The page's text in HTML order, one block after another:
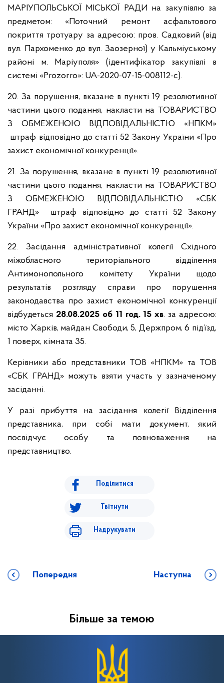
МАРІУПОЛЬСЬКОЇ МІСЬКОЇ РАДИ на закупівлю за
предметом: «Поточний ремонт асфальтового
покриття тротуару за адресою: пров. Садковий (від
вул. Пархоменко до вул. Заозерної) у Кальміуському
районі м. Маріуполя» (ідентифікатор закупівлі в
системі «Prozorro»: UA-2020-07-15-008112-c).
20. За порушення, вказане в пункті 19 резолютивної
частини цього подання, накласти на ТОВАРИСТВО
З ОБМЕЖЕНОЮ ВІДПОВІДАЛЬНІСТЮ «НПКМ»
штраф відповідно до статті 52 Закону України «Про
захист економічної конкуренції».
21. За порушення, вказане в пункті 19 резолютивної
частини цього подання, накласти на ТОВАРИСТВО
З ОБМЕЖЕНОЮ ВІДПОВІДАЛЬНІСТЮ «СБК
ГРАНД» штраф відповідно до статті 52 Закону
України «Про захист економічної конкуренції».
22. Засідання адміністративної колегії Східного
міжобласного територіального відділення
Антимонопольного комітету України щодо
результатів розгляду справи про порушення
законодавства про захист економічної конкуренції
відбудеться 28.08.2025 об 11 год. 15 хв. за адресою:
місто Харків, майдан Свободи, 5, Держпром, 6 під’їзд,
1 поверх, кімната 35.
Керівники або представники ТОВ «НПКМ» та ТОВ
«СБК ГРАНД» можуть взяти участь у зазначеному
засіданні.
У разі прибуття на засідання колегії Відділення
представника, при собі мати документ, який
посвідчує особу та повноваження на
представництво.
Поділитися
Твітнути
Надрукувати
Попередня Наступна
Більше за темою